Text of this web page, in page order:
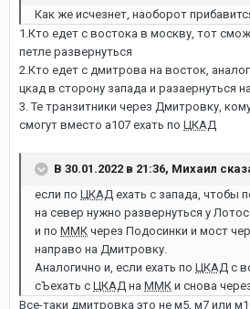
Как же исчезнет, наоборот
1.Кто едет с востока в москву, тот
петле развернуться
2.Кто едет с дмитрова на восток,
цкад в сторону запада и разаернуться
3. Те транзитники через Дмитровку,
смогут вместо а107 ехать по ЦКАД
В 30.01.2022 в 21:36, Михаил
если по ЦКАД ехать с запада, чтобы
на север нужно развернуться у
и по ММК через Подосинки и мост
направо на Дмитровку.
Аналогично и, если ехать по ЦКАД с
сЪехать с ЦКАД на ММК и снова
Все-таки дмитровка это не м5, м7 или